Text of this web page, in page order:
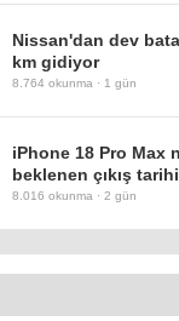
Nissan'dan dev
km gidiyor
8.764 okunma · 1 gün
iPhone 18 Pro Max
beklenen çıkış tarihi
8.016 okunma · 2 gün